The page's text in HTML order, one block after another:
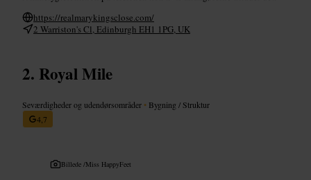
https://realmarykingsclose.com/
2 Warriston's Cl, Edinburgh EH1 1PG, UK
Royal Mile
Seværdigheder og udendørsområder • Bygning / Struktur
4,7
Billede /Miss HappyFeet